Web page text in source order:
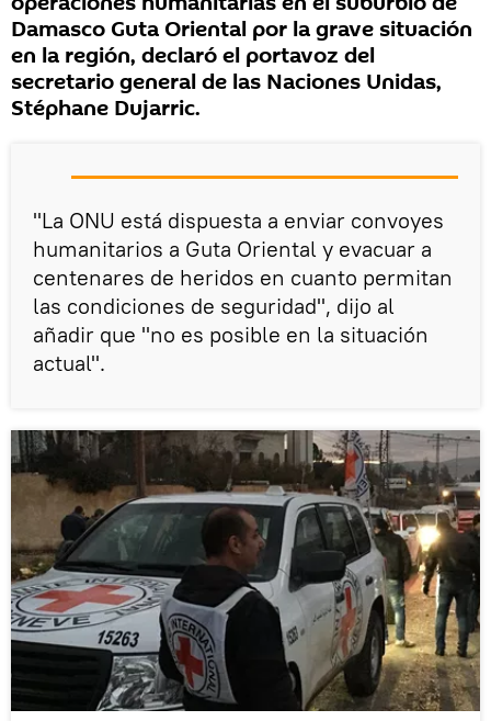
Damasco Guta Oriental por la grave situación
en la región, declaró el portavoz del
secretario general de las Naciones Unidas,
Stéphane Dujarric.
"La ONU está dispuesta a enviar convoyes
humanitarios a Guta Oriental y evacuar a
centenares de heridos en cuanto permitan
las condiciones de seguridad", dijo al
añadir que "no es posible en la situación
actual".